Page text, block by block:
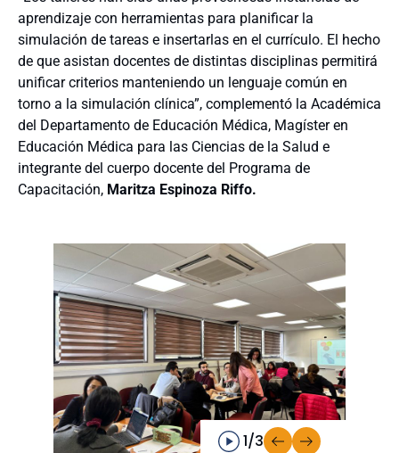
aprendizaje con herramientas para planificar la
simulación de tareas e insertarlas en el currículo. El hecho
de que asistan docentes de distintas disciplinas permitirá
unificar criterios manteniendo un lenguaje común en
torno a la simulación clínica”, complementó la Académica
del Departamento de Educación Médica, Magíster en
Educación Médica para las Ciencias de la Salud e
integrante del cuerpo docente del Programa de
Capacitación, Maritza Espinoza Riffo.
1/3